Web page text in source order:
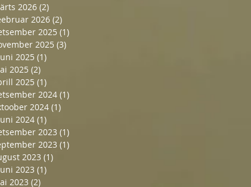
2026 (2)
2026 (2)
2025 (1)
2025 (3)
2025 (1)
2025 (2)
2025 (1)
2024 (1)
2024 (1)
2024 (1)
2023 (1)
2023 (1)
2023 (1)
2023 (1)
2023 (2)